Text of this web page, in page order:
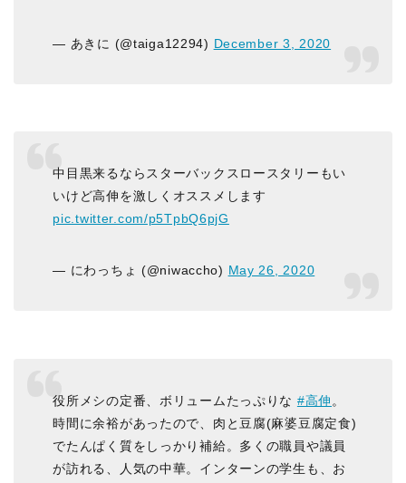
— あきに (@taiga12294) December 3, 2020
中目黒来るならスターバックスロースタリーもい
いけど高伸を激しくオススメします
pic.twitter.com/p5TpbQ6pjG
— にわっちょ (@niwaccho) May 26, 2020
役所メシの定番、ボリュームたっぷりな #高伸 。
時間に余裕があったので、肉と豆腐(麻婆豆腐定食)
でたんぱく質をしっかり補給。多くの職員や議員
が訪れる、人気の中華。インターンの学生も、お